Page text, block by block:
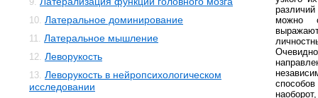
10. Латеральное доминирование
11. Латеральное мышление
12. Леворукость
13. Леворукость в нейропсихологическом
исследовании
можно